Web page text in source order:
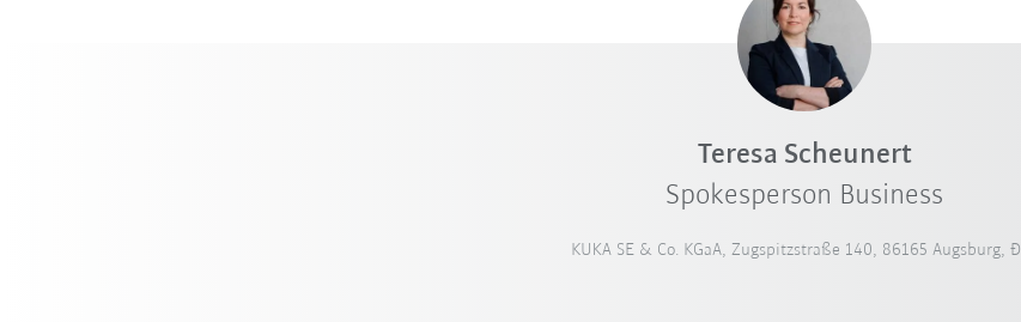
Teresa Scheunert
Spokesperson Business
KUKA SE & Co. KGaA, Zugspitzstraße 140, 86165 Augsburg,